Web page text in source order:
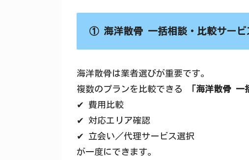
① 海洋散骨 一括相談・比較サービ
海洋散骨は業者選びが重要です。
複数のプランを比較できる
「海洋散骨 一
✔ 費用比較
✔ 対応エリア確認
✔ 立会い／代理サービス選択
が一度にできます。